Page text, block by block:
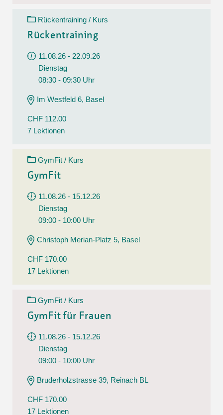
Rückentraining / Kurs
Rückentraining
11.08.26 - 22.09.26
Dienstag
08:30 - 09:30 Uhr
Im Westfeld 6, Basel
CHF 112.00
7 Lektionen
GymFit / Kurs
GymFit
11.08.26 - 15.12.26
Dienstag
09:00 - 10:00 Uhr
Christoph Merian-Platz 5, Basel
CHF 170.00
17 Lektionen
GymFit / Kurs
GymFit für Frauen
11.08.26 - 15.12.26
Dienstag
09:00 - 10:00 Uhr
Bruderholzstrasse 39, Reinach BL
CHF 170.00
17 Lektionen